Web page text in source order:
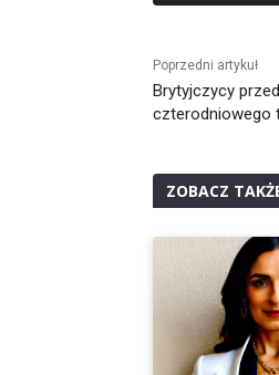
Poprzedni artykuł
Brytyjczycy
czterodniowego
ZOBACZ